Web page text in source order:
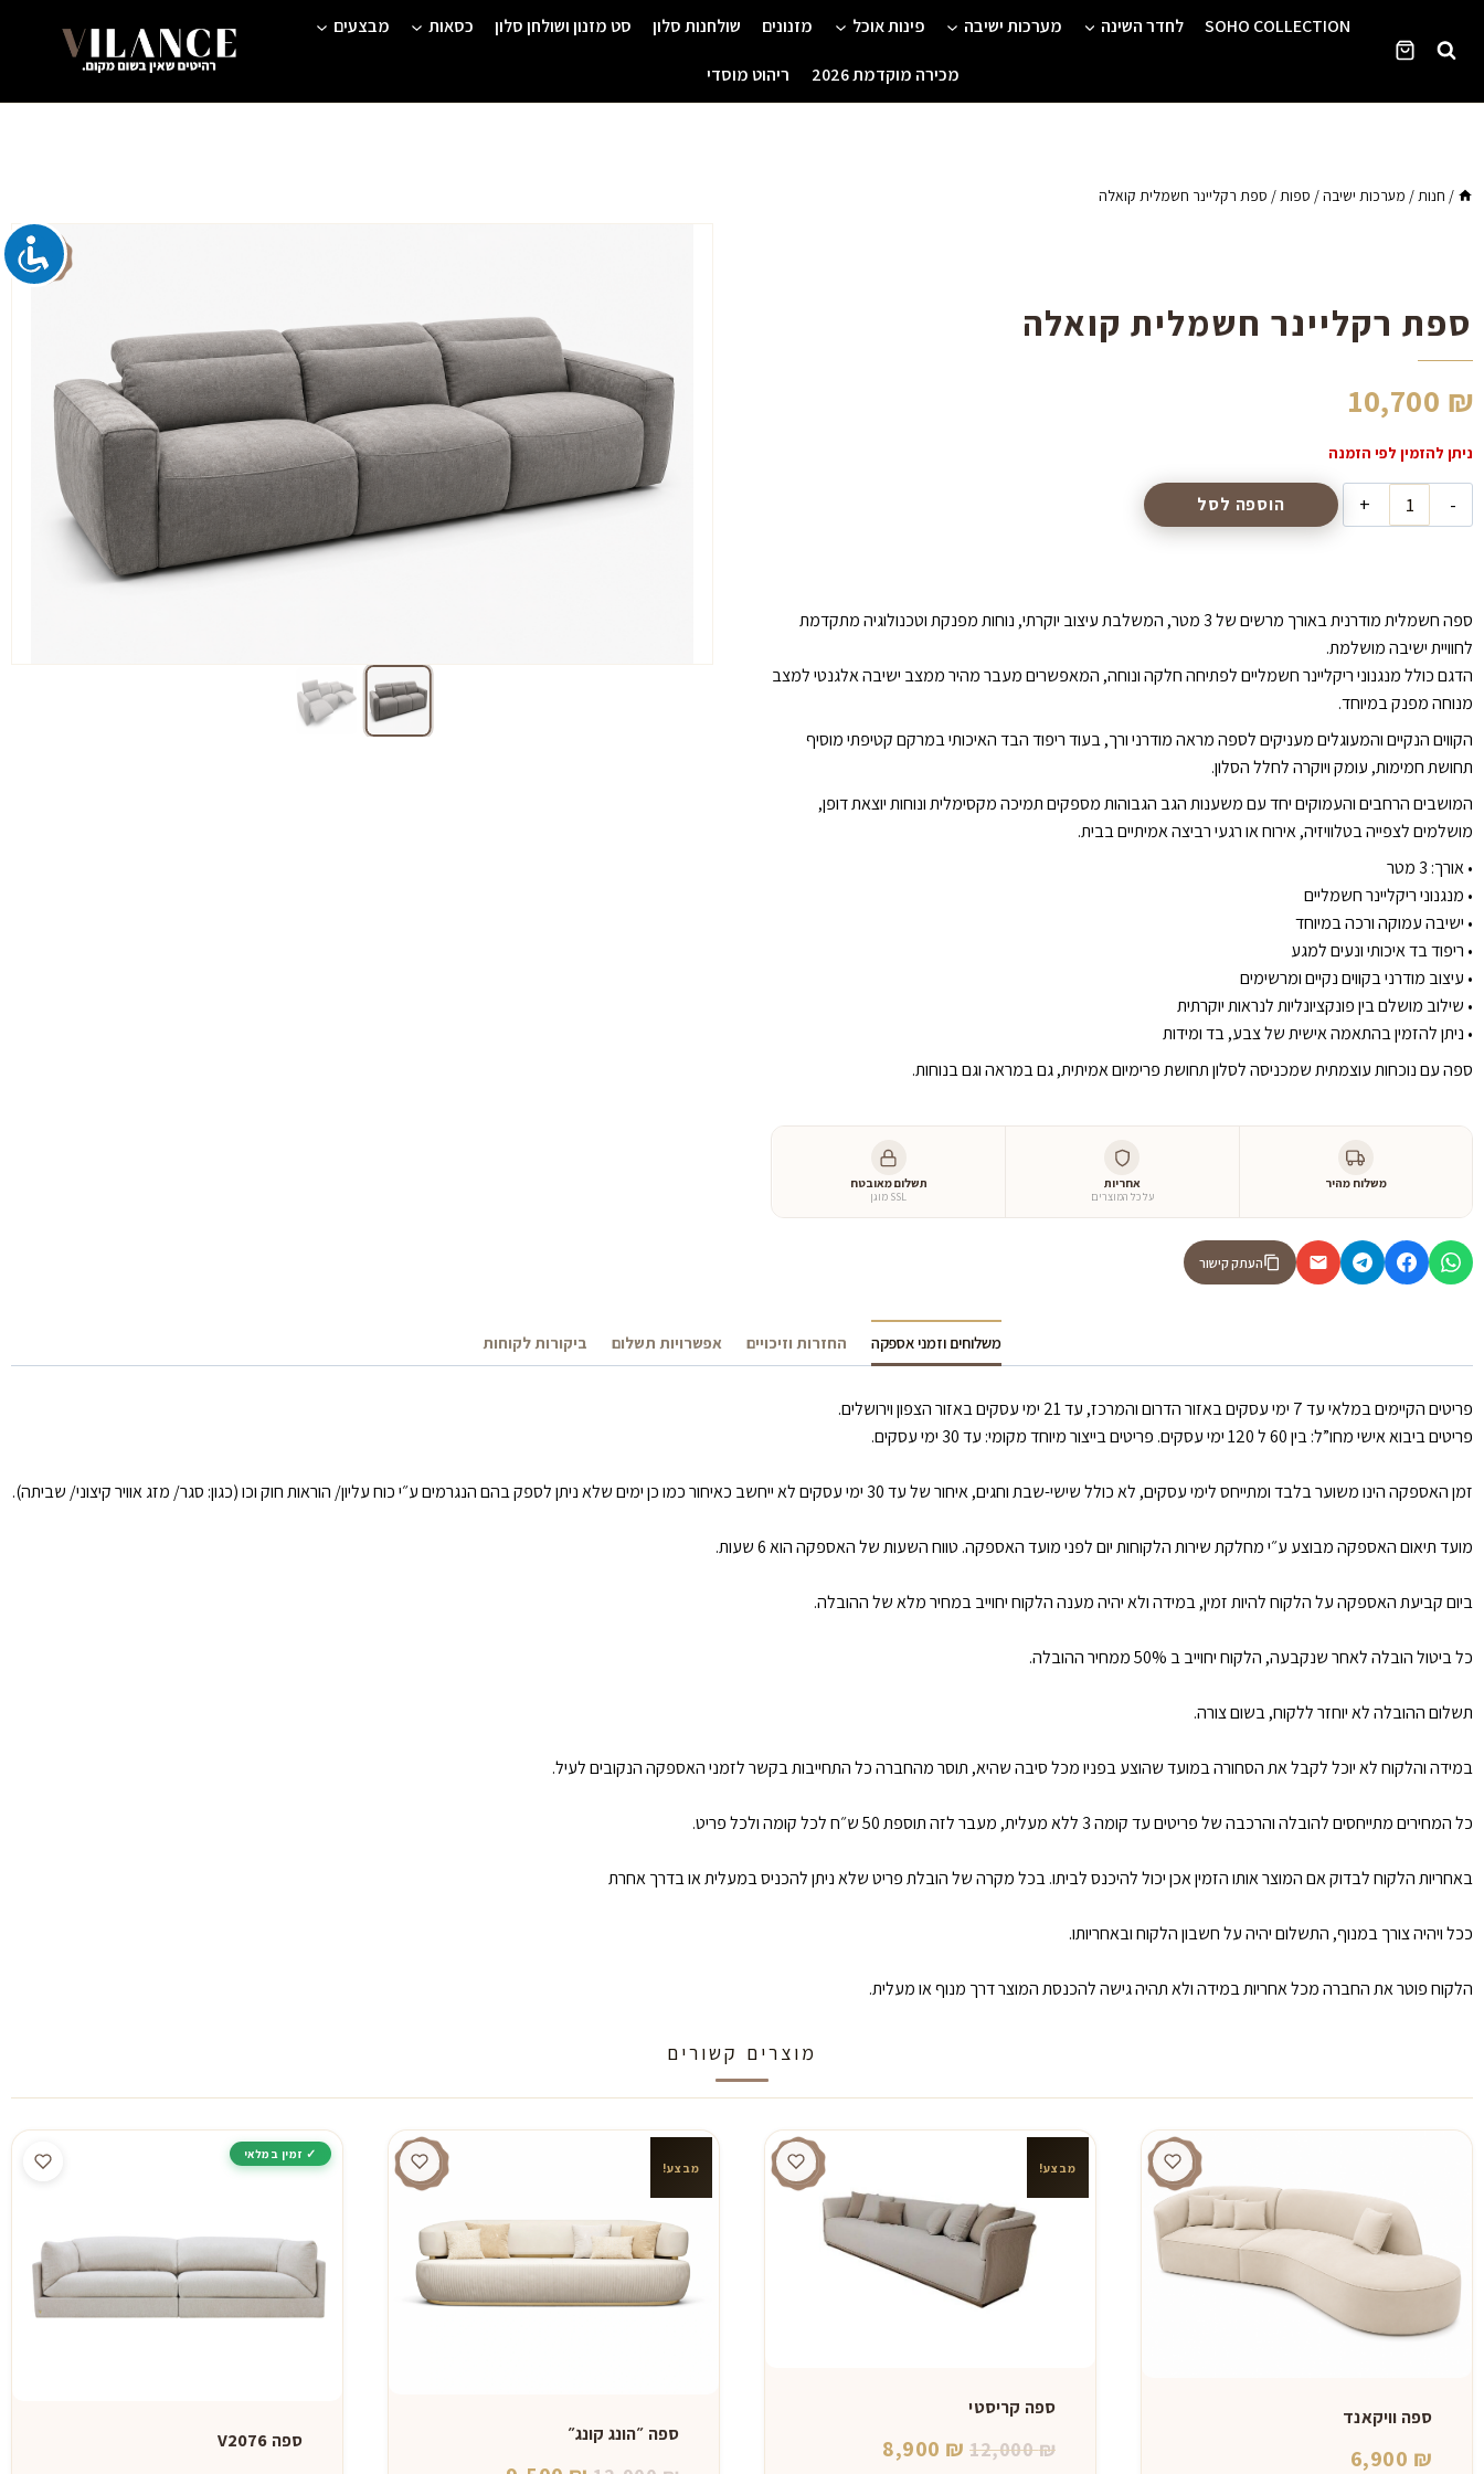
SOHO COLLECTION לחדר השינה מערכות ישיבה פינות אוכל מזנונים שולחנות סלון סט מזנון ושולחן סלון כסאות מבצעים
מכירה מוקדמת 2026 ריהוט מוסדי
/ חנות/ מערכות ישיבה/ ספות/ ספת רקליינר חשמלית קואלה
ספת רקליינר חשמלית קואלה
10,700 ₪
ספה חשמלית מודרנית באורך מרשים של 3 מטר, המשלבת עיצוב יוקרתי, נוחות מפנקת וטכנולוגיה מתקדמת
לחוויית ישיבה מושלמת.
הדגם כולל מנגנוני ריקליינר חשמליים לפתיחה חלקה ונוחה, המאפשרים מעבר מהיר ממצב ישיבה אלגנטי למצב
מנוחה מפנק במיוחד.
הקווים הנקיים והמעוגלים מעניקים לספה מראה מודרני ורך, בעוד ריפוד הבד האיכותי במרקם קטיפתי מוסיף
תחושת חמימות, עומק ויוקרה לחלל הסלון.
המושבים הרחבים והעמוקים יחד עם משענות הגב הגבוהות מספקים תמיכה מקסימלית ונוחות יוצאת דופן,
מושלמים לצפייה בטלוויזיה, אירוח או רגעי רביצה אמיתיים בבית.
•⁠ ⁠אורך: 3 מטר
•⁠ ⁠מנגנוני ריקליינר חשמליים
•⁠ ⁠ישיבה עמוקה ורכה במיוחד
•⁠ ⁠ריפוד בד איכותי ונעים למגע
•⁠ ⁠עיצוב מודרני בקווים נקיים ומרשימים
•⁠ ⁠שילוב מושלם בין פונקציונליות לנראות יוקרתית
•⁠ ⁠ניתן להזמין בהתאמה אישית של צבע, בד ומידות
ספה עם נוכחות עוצמתית שמכניסה לסלון תחושת פרימיום אמיתית, גם במראה וגם בנוחות.
כמות
הוספה לסל
משלוח מהיר אחריות
על כל המוצרים
תשלום מאובטח
SSL מוגן
העתק קישור
משלוחים וזמני אספקה החזרות וזיכויים אפשרויות תשלום ביקורות לקוחות
פריטים הקיימים במלאי עד 7 ימי עסקים באזור הדרום והמרכז, עד 21 ימי עסקים באזור הצפון וירושלים.
פריטים ביבוא אישי מחו”ל: בין 60 ל 120 ימי עסקים. פריטים בייצור מיוחד מקומי: עד 30 ימי עסקים.
זמן האספקה הינו משוער בלבד ומתייחס לימי עסקים, לא כולל שישי-שבת וחגים, איחור של עד 30 ימי עסקים לא ייחשב כאיחור כמו כן ימים שלא ניתן לספק בהם הנגרמים ע״י כוח עליון/ הוראות חוק וכו (כגון: סגר/ מזג אוויר קיצוני/ שביתה).
מועד תיאום האספקה מבוצע ע״י מחלקת שירות הלקוחות יום לפני מועד האספקה. טווח השעות של האספקה הוא 6 שעות.
ביום קביעת האספקה על הלקוח להיות זמין, במידה ולא יהיה מענה הלקוח יחוייב במחיר מלא של ההובלה.
כל ביטול הובלה לאחר שנקבעה, הלקוח יחוייב ב 50% ממחיר ההובלה.
תשלום ההובלה לא יוחזר ללקוח, בשום צורה.
במידה והלקוח לא יוכל לקבל את הסחורה במועד שהוצע בפניו מכל סיבה שהיא, תוסר מהחברה כל התחייבות בקשר לזמני האספקה הנקובים לעיל.
כל המחירים מתייחסים להובלה והרכבה של פריטים עד קומה 3 ללא מעלית, מעבר לזה תוספת 50 ש״ח לכל קומה ולכל פריט.
באחריות הלקוח לבדוק אם המוצר אותו הזמין אכן יכול להיכנס לביתו. בכל מקרה של הובלת פריט שלא ניתן להכניס במעלית או בדרך אחרת
ככל ויהיה צורך במנוף, התשלום יהיה על חשבון הלקוח ובאחריותו.
הלקוח פוטר את החברה מכל אחריות במידה ולא תהיה גישה להכנסת המוצר דרך מנוף או מעלית.
מוצרים קשורים
ספה וויקאנד
6,900 ₪
מבצע!
ספה קריסטי
12,000₪
המחיר
8,900 ₪
מבצע!
ספה ״הונג קונג״ ספה V2076